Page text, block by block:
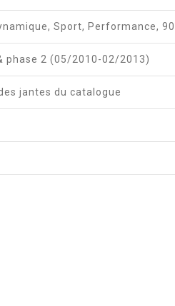
Sport, Performance,
phase 2 (05/2010-02/2013)
jantes du catalogue